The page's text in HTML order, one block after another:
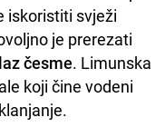
iskoristiti svježi
je prerezati
česme. Limunska
koji čine vodeni